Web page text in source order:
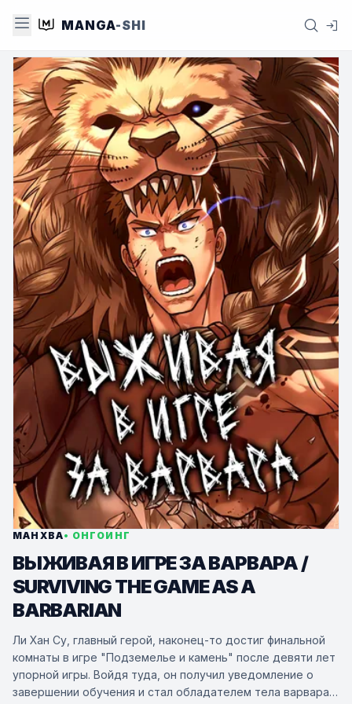
MANGA-SHI
МАНХВА• ОНГОИНГ
ВЫЖИВАЯ В ИГРЕ ЗА ВАРВАРА /
SURVIVING THE GAME AS A
BARBARIAN
Ли Хан Су, главный герой, наконец-то достиг финальной
комнаты в игре "Подземелье и камень" после девяти лет
упорной игры. Войдя туда, он получил уведомление о
завершении обучения и стал обладателем тела варвара